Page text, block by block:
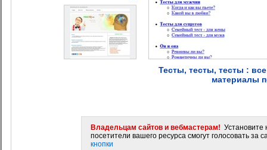
Тесты, тесты, тесты :
материалы
Владельцам сайтов и вебмастерам! Установите
посетители вашего ресурса смогут голосовать за
кнопки